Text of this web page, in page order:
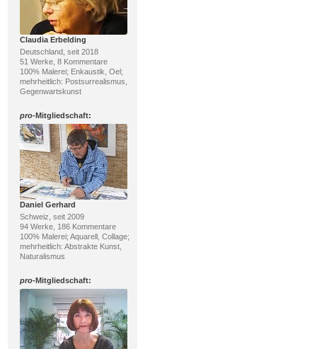
Claudia Erbelding
Deutschland, seit 2018
51 Werke, 8 Kommentare
100% Malerei; Enkaustik, Oel;
mehrheitlich: Postsurrealismus,
Gegenwartskunst
pro-Mitgliedschaft:
Daniel Gerhard
Schweiz, seit 2009
94 Werke, 186 Kommentare
100% Malerei; Aquarell, Collage;
mehrheitlich: Abstrakte Kunst,
Naturalismus
pro-Mitgliedschaft: